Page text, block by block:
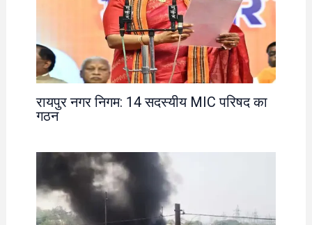
रायपुर नगर निगम: 14 सदस्यीय MIC परिषद का
गठन